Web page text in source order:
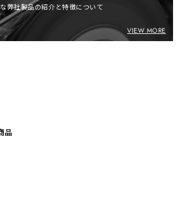
弊社製品の紹介と特徴について
VIEW MORE
品